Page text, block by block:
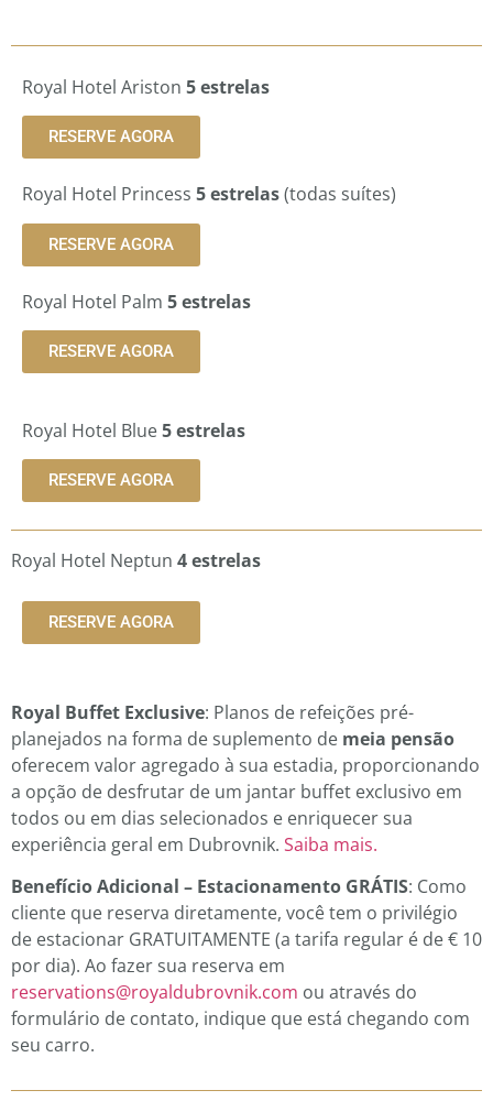
Royal Hotel Ariston 5 estrelas
RESERVE AGORA
Royal Hotel Princess 5 estrelas(todas suítes)
RESERVE AGORA
Royal Hotel Palm 5 estrelas
RESERVE AGORA
Royal Hotel Blue5 estrelas
RESERVE AGORA
Royal Hotel Neptun 4 estrelas
RESERVE AGORA
Royal Buffet Exclusive: Planos de refeições pré-
planejados na forma de suplemento de meia pensão
oferecem valor agregado à sua estadia, proporcionando
a opção de desfrutar de um jantar buffet exclusivo em
todos ou em dias selecionados e enriquecer sua
experiência geral em Dubrovnik. Saiba mais.
Benefício Adicional – Estacionamento GRÁTIS: Como
cliente que reserva diretamente, você tem o privilégio
de estacionar GRATUITAMENTE (a tarifa regular é de € 10
por dia). Ao fazer sua reserva em
reservations@royaldubrovnik.com ou através do
formulário de contato, indique que está chegando com
seu carro.